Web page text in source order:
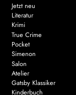
Jetzt neu
Literatur
Krimi
True Crime
Pocket
Simenon
Salon
Atelier
Gatsby Klassiker
Kinderbuch